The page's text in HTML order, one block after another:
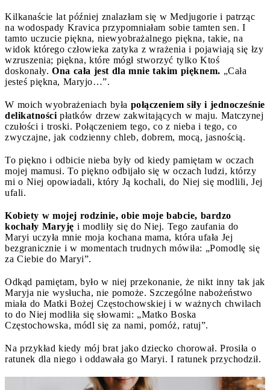
Kilkanaście lat później znalazłam się w Medjugorie i patrząc
na wodospady Kravica przypomniałam sobie tamten sen. I
tamto uczucie piękna, niewyobrażalnego piękna, takie, na
widok którego człowieka zatyka z wrażenia i pojawiają się łzy
wzruszenia; piękna, które mógł stworzyć tylko Ktoś
doskonały. Ona cała jest dla mnie takim pięknem. „Cała
jesteś piękna, Maryjo…”.
W moich wyobrażeniach była połączeniem siły i jednocześnie
delikatności płatków drzew zakwitających w maju. Matczynej
czułości i troski. Połączeniem tego, co z nieba i tego, co
zwyczajne, jak codzienny chleb, dobrem, mocą, jasnością.
To piękno i odbicie nieba były od kiedy pamiętam w oczach
mojej mamusi. To piękno odbijało się w oczach ludzi, którzy
mi o Niej opowiadali, który Ją kochali, do Niej się modlili, Jej
ufali.
Kobiety w mojej rodzinie, obie moje babcie, bardzo
kochały Maryję i modliły się do Niej. Tego zaufania do
Maryi uczyła mnie moja kochana mama, która ufała Jej
bezgranicznie i w momentach trudnych mówiła: „Pomodlę się
za Ciebie do Maryi”.
Odkąd pamiętam, było w niej przekonanie, że nikt inny tak jak
Maryja nie wysłucha, nie pomoże. Szczególne nabożeństwo
miała do Matki Bożej Częstochowskiej i w ważnych chwilach
to do Niej modliła się słowami: „Matko Boska
Częstochowska, módl się za nami, pomóż, ratuj”.
Na przykład kiedy mój brat jako dziecko chorował. Prosiła o
ratunek dla niego i oddawała go Maryi. I ratunek przychodził.